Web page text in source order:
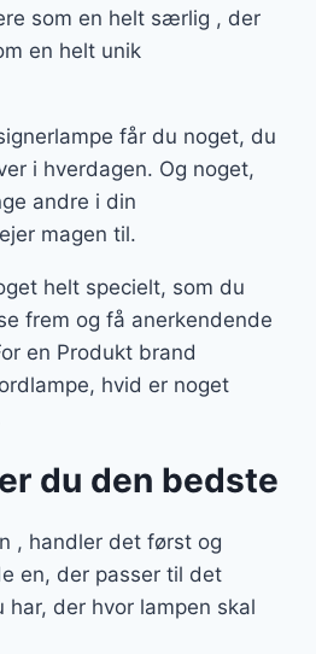
som en helt særlig , der
en helt unik
får du noget, du
i hverdagen. Og noget,
andre i din
magen til.
helt specielt, som du
frem og få anerkendende
en Produkt brand
hvid er noget
du den bedste
, handler det først og
en, der passer til det
har, der hvor lampen skal